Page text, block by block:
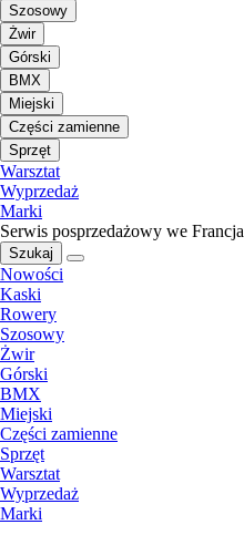
Szosowy
Żwir
Górski
BMX
Miejski
Części zamienne
Sprzęt
Warsztat
Wyprzedaż
Marki
Serwis posprzedażowy we Francja
Szukaj
Nowości
Kaski
Rowery
Szosowy
Żwir
Górski
BMX
Miejski
Części zamienne
Sprzęt
Warsztat
Wyprzedaż
Marki